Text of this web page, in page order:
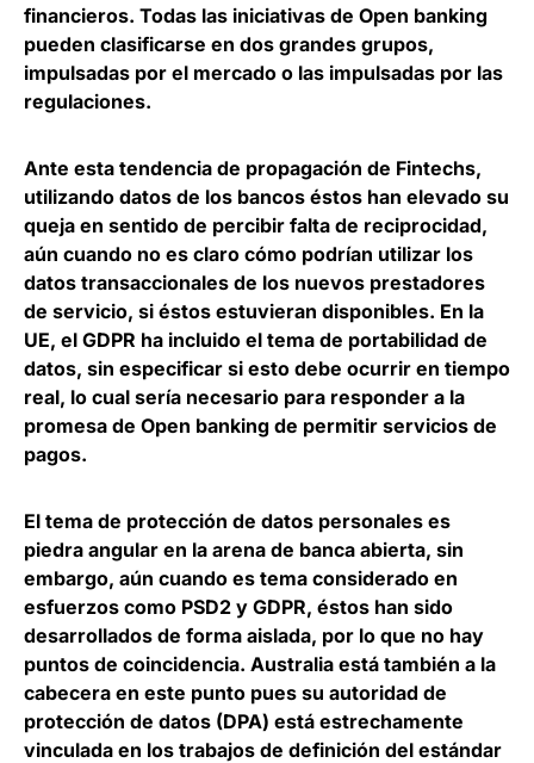
financieros. Todas las iniciativas de Open banking
pueden clasificarse en dos grandes grupos,
impulsadas por el mercado o las impulsadas por las
regulaciones.
Ante esta tendencia de propagación de Fintechs,
utilizando datos de los bancos éstos han elevado su
queja en sentido de percibir falta de reciprocidad,
aún cuando no es claro cómo podrían utilizar los
datos transaccionales de los nuevos prestadores
de servicio, si éstos estuvieran disponibles. En la
UE, el GDPR ha incluido el tema de portabilidad de
datos, sin especificar si esto debe ocurrir en tiempo
real, lo cual sería necesario para responder a la
promesa de Open banking de permitir servicios de
pagos.
El tema de protección de datos personales es
piedra angular en la arena de banca abierta, sin
embargo, aún cuando es tema considerado en
esfuerzos como PSD2 y GDPR, éstos han sido
desarrollados de forma aislada, por lo que no hay
puntos de coincidencia. Australia está también a la
cabecera en este punto pues su autoridad de
protección de datos (DPA) está estrechamente
vinculada en los trabajos de definición del estándar